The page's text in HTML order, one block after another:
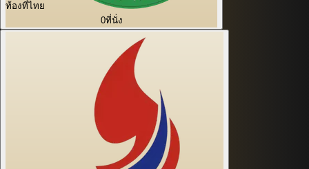
ท้องที่ไทย
0ที่นั่ง